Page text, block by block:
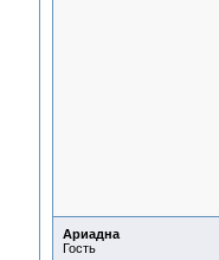
Ариадна
Гость